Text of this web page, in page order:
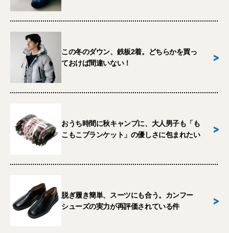
この冬のダウン、鉄板2着。どちらかを買っ
ておけば間違いない！
>
おうち時間に秋キャンプに、大人男子も「も
こもこブランケット」の優しさに包まれたい
>
脱ぎ履き簡単、スーツにも合う。カンフー
シューズの実力が再評価されている件
>